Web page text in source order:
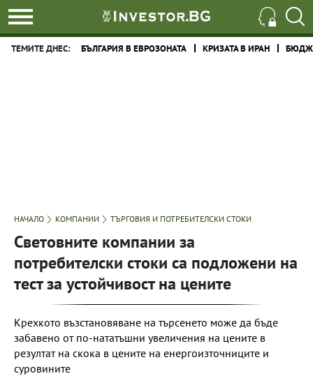
ТЕМИТЕ ДНЕС: БЪЛГАРИЯ В ЕВРОЗОНАТА КРИЗАТА В ИРАН
НАЧАЛО КОМПАНИИ ТЪРГОВИЯ И ПОТРЕБИТЕЛСКИ СТОКИ
Световните компании за
потребителски стоки са подложени на
тест за устойчивост на цените
Крехкото възстановяване на търсенето може да бъде
забавено от по-нататъшни увеличения на цените в
резултат на скока в цените на енергоизточниците и
суровините